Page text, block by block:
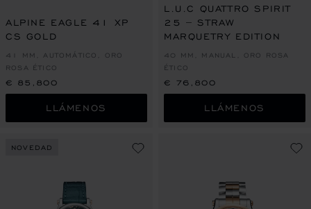
ALPINE EAGLE 41 XP
CS GOLD
41 MM, AUTOMÁTICO, ORO
ROSA ÉTICO
€ 85,800
LLÁMENOS
L.U.C QUATTRO SPIRIT
25 – STRAW
MARQUETRY EDITION
40 MM, MANUAL, ORO ROSA
ÉTICO
€ 76,800
LLÁMENOS
NOVEDAD